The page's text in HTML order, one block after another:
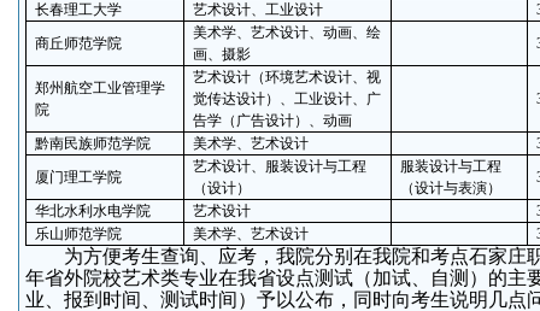
长春理工大学 艺术设计、工业设计
商丘师范学院
美术学、艺术设计、动画、绘
画、摄影
郑州航空工业管理学
院
艺术设计（环境艺术设计、视
觉传达设计）、工业设计、广
告学（广告设计）、动画
黔南民族师范学院 美术学、艺术设计
厦门理工学院
艺术设计、服装设计与工程
（设计）
服装设计与工程
（设计与表演）
华北水利水电学院
艺术设计
乐山师范学院
美术学、艺术设计
为方便考生查询、应考，我院分别在我院和考点石家庄
年省外院校艺术类专业在我省设点测试（加试、自测）的主
业、报到时间、测试时间）予以公布，同时向考生说明几点